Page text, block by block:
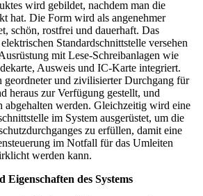
wird gebildet, nachdem man die
hat. Die Form wird als angenehmer
schön, rostfrei und dauerhaft. Das
Standardschnittstelle versehen
mit Lese-Schreibanlagen wie
Ausweis und IC-Karte integriert.
geordneter und zivilisierter Durchgang für
heraus zur Verfügung gestellt, und
abgehalten werden. Gleichzeitig wird eine
im System ausgerüstet, um die
zu erfüllen, damit eine
im Notfall für das Umleiten
werden kann.
des Systems